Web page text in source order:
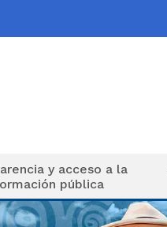
principaly acceso a la
pública